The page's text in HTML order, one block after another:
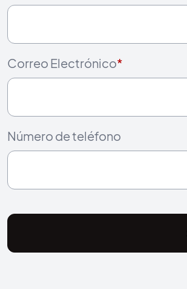
Correo Electrónico*
Número de teléfono